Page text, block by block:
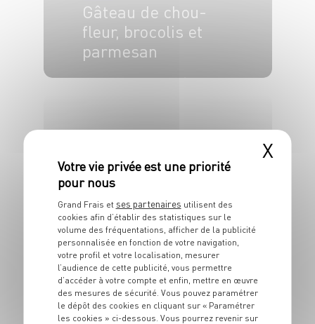
Gâteau de chou-
fleur, brocolis et
parmesan
PLAT
Couteaux au four à
l'espagnole
4 pers. 5 min 15 min
X
Grand Frais et ses partenaires utilisent des
cookies afin d’établir des statistiques sur le
volume des fréquentations, afficher de la publicité
personnalisée en fonction de votre navigation,
votre profil et votre localisation, mesurer
l’audience de cette publicité, vous permettre
d’accéder à votre compte et enfin, mettre en œuvre
des mesures de sécurité. Vous pouvez paramétrer
le dépôt des cookies en cliquant sur « Paramétrer
les cookies » ci-dessous. Vous pourrez revenir sur